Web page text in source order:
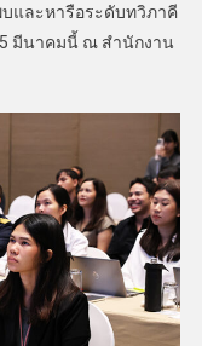
บและหารือระดับทวิภาคี
มีนาคมนี้ ณ สำนักงาน